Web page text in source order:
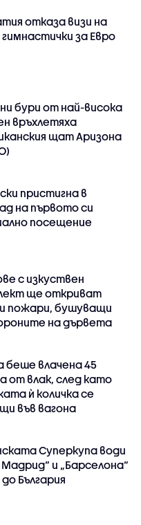
отказа визи на
гимнастички за Евро
бури от най-висока
връхлетяха
щат Аризона
пристигна в
на първото си
посещение
с изкуствен
ще откриват
пожари, бушуващи
на дървета
беше влачена 45
от влак, след като
ѝ количка се
във вагона
Суперкупа води
Мадрид“ и „Барселона“
България